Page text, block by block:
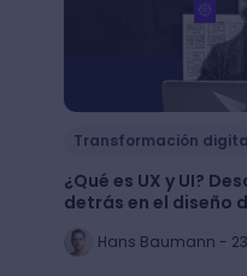
Transformación
¿Qué es UX y UI?
detrás en el diseño
Hans Baumann - 23